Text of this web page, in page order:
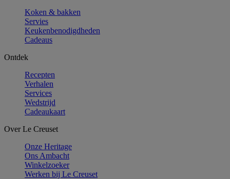
Koken & bakken
Servies
Keukenbenodigdheden
Cadeaus
Ontdek
Recepten
Verhalen
Services
Wedstrijd
Cadeaukaart
Over Le Creuset
Onze Heritage
Ons Ambacht
Winkelzoeker
Werken bij Le Creuset